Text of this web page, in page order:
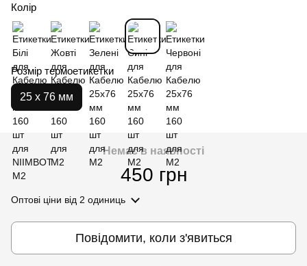
Колір
Розмір термоетикетки
25 х 76 мм
Немає в наявності
450 грн
Оптові ціни від 2 одиниць
Повідомити, коли з'явиться